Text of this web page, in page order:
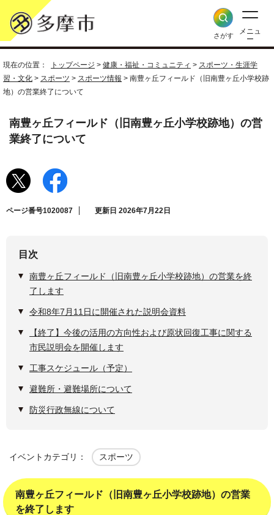
さがす
メニュ
ー
現在の位置： トップページ > 健康・福祉・コミュニティ > スポーツ・生涯学
習・文化 > スポーツ > スポーツ情報 > 南豊ヶ丘フィールド（旧南豊ヶ丘小学校跡
地）の営業終了について
南豊ヶ丘フィールド（旧南豊ヶ丘小学校跡地）の営
業終了について
ページ番号1020087 更新日 2026年7月22日
目次
南豊ヶ丘フィールド（旧南豊ヶ丘小学校跡地）の営業を終
了します
令和8年7月11日に開催された説明会資料
【終了】今後の活用の方向性および原状回復工事に関する
市民説明会を開催します
工事スケジュール（予定）
避難所・避難場所について
防災行政無線について
イベントカテゴリ： スポーツ
南豊ヶ丘フィールド（旧南豊ヶ丘小学校跡地）の営業
を終了します